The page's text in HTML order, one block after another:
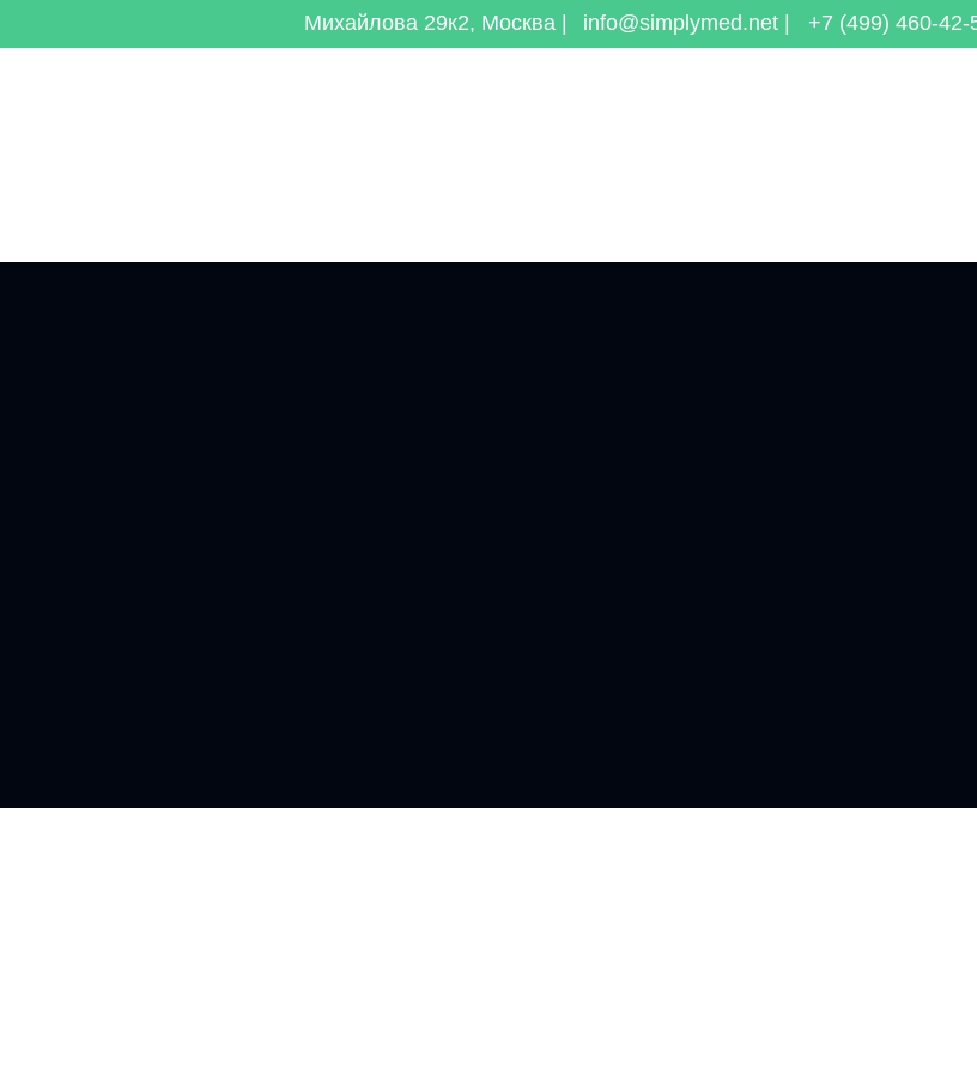
info@simplymed.net | +7 (499) 460-42-
Михайлова 29к2, Москва |